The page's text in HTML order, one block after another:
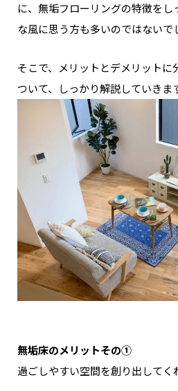
に、無垢フローリングの特徴を
な風に思う方も多いのではないで
そこで、メリットとデメリットに
ついて、しっかり解説していきま
無垢床のメリットその①
過ごしやすい空間を創り出してく